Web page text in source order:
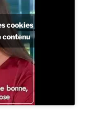
cookies
contenu